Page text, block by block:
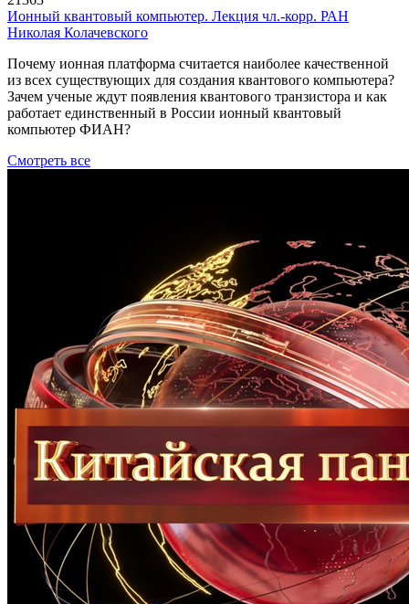
Ионный квантовый компьютер. Лекция чл.-корр. РАН
Николая Колачевского
Почему ионная платформа считается наиболее качественной
из всех существующих для создания квантового компьютера?
Зачем ученые ждут появления квантового транзистора и как
работает единственный в России ионный квантовый
компьютер ФИАН?
Смотреть все